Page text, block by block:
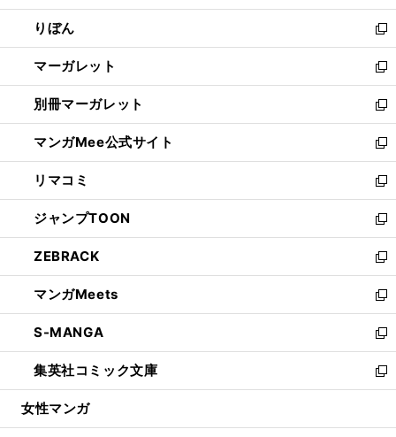
開
く
ウ
で
開
く
ン
ド
ウ
で
開
く
ウ
ィ
ン
ド
ウ
で
開
く
りぼん
新
し
い
ウ
ィ
ン
ド
ウ
で
開
く
マーガレット
新
し
い
ウ
ィ
ン
ド
ウ
で
開
く
別冊マーガレット
新
し
い
ウ
ィ
ン
ド
ウ
で
開
く
マンガMee公式サイト
新
し
い
ウ
ィ
ン
ド
ウ
で
開
く
リマコミ
新
し
い
ウ
ィ
ン
ド
ウ
で
開
く
ジャンプTOON
新
し
い
ウ
ィ
ン
ド
ウ
で
開
ZEBRACK
新
し
い
ウ
ィ
ン
ド
ウ
開
マンガMeets
新
し
い
ウ
ィ
ン
ウ
S-MANGA
新
し
い
ウ
ン
集英社コミック文庫
新
し
ウ
女性マンガ